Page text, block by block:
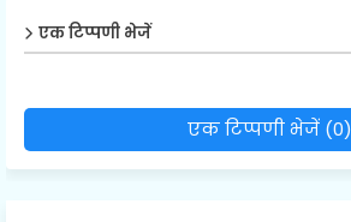
एक टिप्पणी भेजें
एक टिप्पणी भेजें (0)